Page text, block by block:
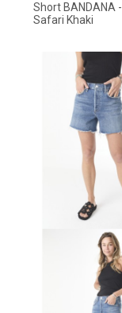
Short BANDANA -
Safari Khaki